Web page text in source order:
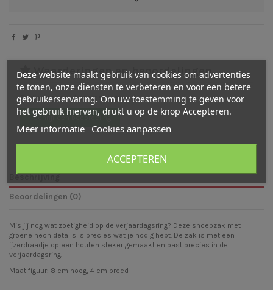
Waarderingen en beoordelingen
Er zijn nog geen beoordelingen
Schrijf een beoordeling
Beschrijving
Beoordelingen (0)
Mis jij nog wat zoetigheid op de verjaardagsring? Deze snoepzak met
groene neon details is precies wat je nodig hebt. De zak is met een
ijzerdraadje op een houten steker gemaakt en past precies in de
verjaardagsring.
Maat figuur: 8 cm hoog, 4 cm breed
Deze website maakt gebruik van cookies om advertenties
te tonen, onze diensten te verbeteren en voor een betere
gebruikerservaring. Om uw toestemming te geven voor
het gebruik hiervan, drukt u op de knop Accepteren.
Meer informatie Cookies aanpassen
ACCEPTEREN